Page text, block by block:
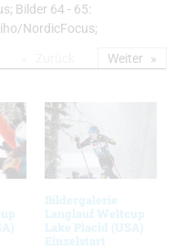
Bilder 64 - 65:
NordicFocus;
Bildergalerie
Langlauf Weltcup
Lake Placid (USA)
Einzelstart
Weiter